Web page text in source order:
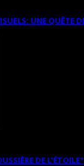
UNE QUÊTE
DE L’ÉTOILE*